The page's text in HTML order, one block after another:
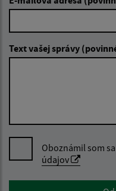
Text vašej správy
Oboznámil som
údajov
Google reCaptcha Response